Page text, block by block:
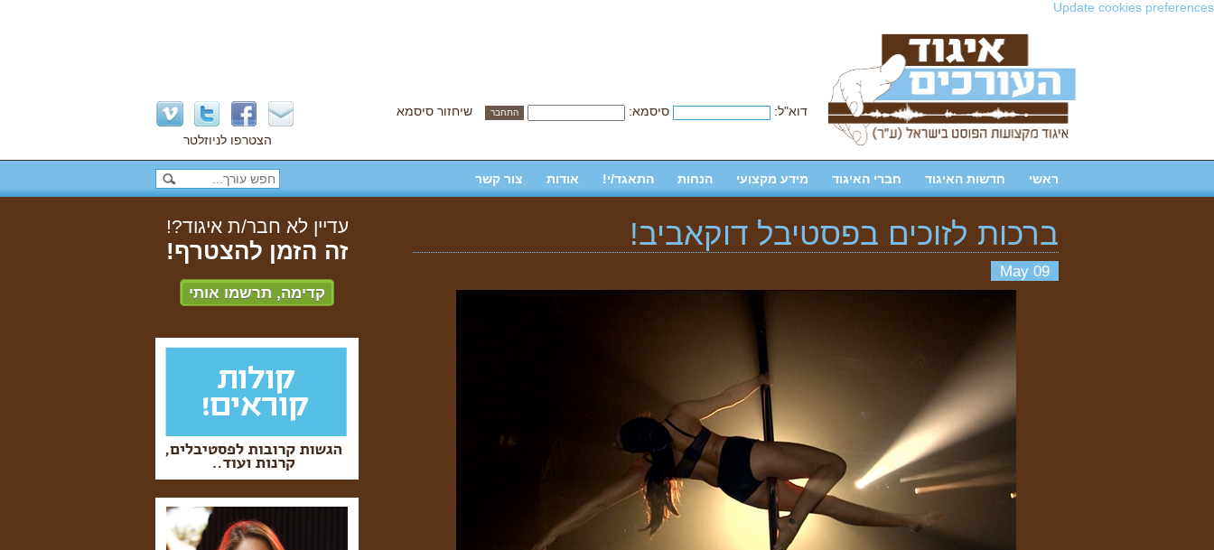
Update cookies preferences
דוא"ל: סיסמא:
שיחזור סיסמא
הצטרפו לניוזלטר
ראשי חדשות האיגוד חברי האיגוד מידע מקצועי הנחות התאגד/י! אודות צור קשר
ברכות לזוכים בפסטיבל דוקאביב!
09 May
עדיין לא חבר/ת איגוד?!
זה הזמן להצטרף!
קדימה, תרשמו אותי